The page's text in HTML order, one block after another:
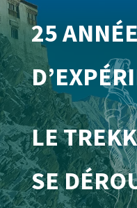
25
LE
SE